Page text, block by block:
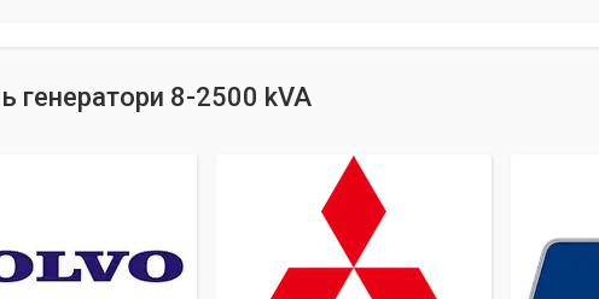
генератори 8-2500 kVA